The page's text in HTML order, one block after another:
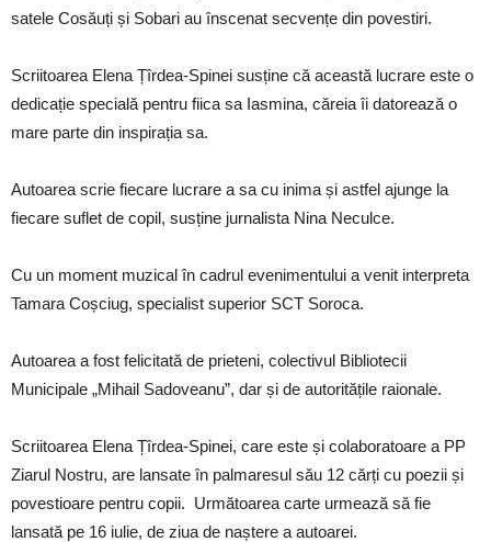
satele Cosăuți și Sobari au înscenat secvențe din povestiri.
Scriitoarea Elena Țîrdea-Spinei susține că această lucrare este o
dedicație specială pentru fiica sa Iasmina, căreia îi datorează o
mare parte din inspirația sa.
Autoarea scrie fiecare lucrare a sa cu inima și astfel ajunge la
fiecare suflet de copil, susține jurnalista Nina Neculce.
Cu un moment muzical în cadrul evenimentului a venit interpreta
Tamara Coșciug, specialist superior SCT Soroca.
Autoarea a fost felicitată de prieteni, colectivul Bibliotecii
Municipale „Mihail Sadoveanu”, dar și de autoritățile raionale.
Scriitoarea Elena Țîrdea-Spinei, care este și colaboratoare a PP
Ziarul Nostru, are lansate în palmaresul său 12 cărți cu poezii și
povestioare pentru copii. Următoarea carte urmează să fie
lansată pe 16 iulie, de ziua de naștere a autoarei.